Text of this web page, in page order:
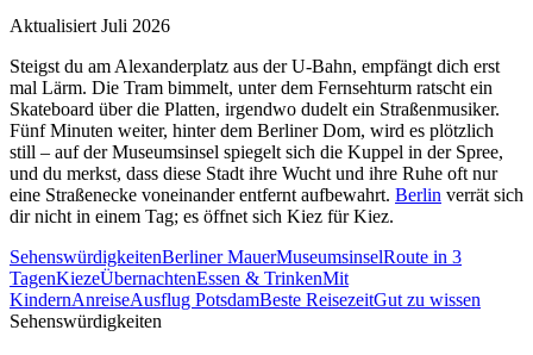
Aktualisiert Juli 2026
Steigst du am Alexanderplatz aus der U-Bahn, empfängt dich erst
mal Lärm. Die Tram bimmelt, unter dem Fernsehturm ratscht ein
Skateboard über die Platten, irgendwo dudelt ein Straßenmusiker.
Fünf Minuten weiter, hinter dem Berliner Dom, wird es plötzlich
still – auf der Museumsinsel spiegelt sich die Kuppel in der Spree,
und du merkst, dass diese Stadt ihre Wucht und ihre Ruhe oft nur
eine Straßenecke voneinander entfernt aufbewahrt. Berlin verrät sich
dir nicht in einem Tag; es öffnet sich Kiez für Kiez.
SehenswürdigkeitenBerliner MauerMuseumsinselRoute in 3
TagenKiezeÜbernachtenEssen & TrinkenMit
KindernAnreiseAusflug PotsdamBeste ReisezeitGut zu wissen
Sehenswürdigkeiten